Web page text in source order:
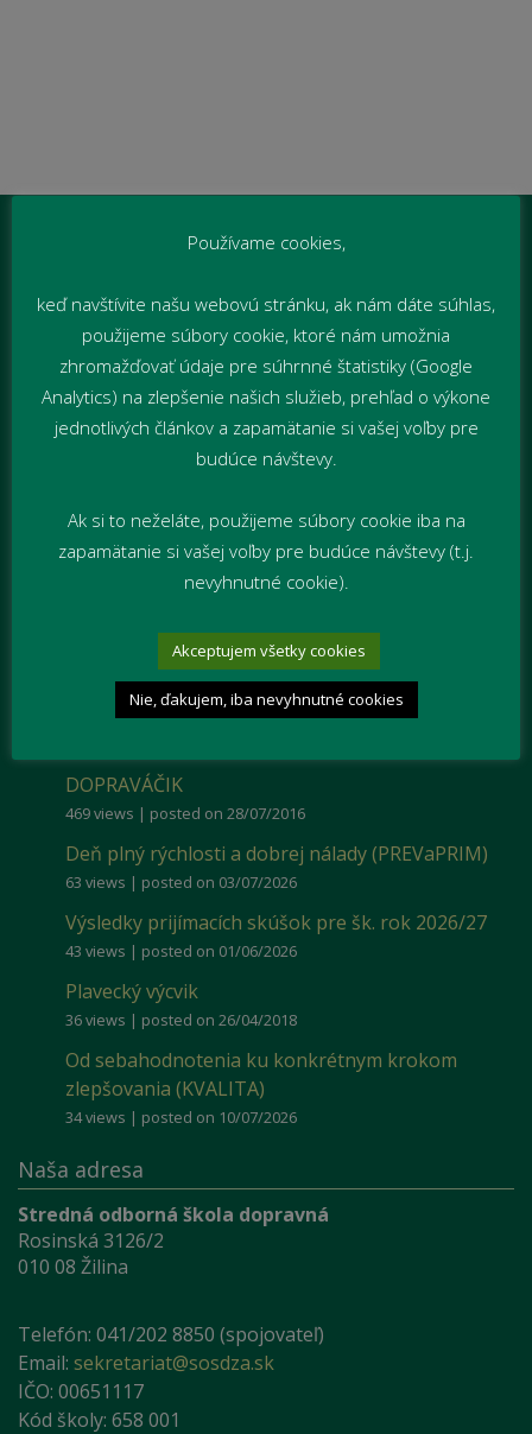
DOPRAVÁČIK
469 views | posted on 28/07/2016
Deň plný rýchlosti a dobrej nálady (PREVaPRIM)
63 views | posted on 03/07/2026
Výsledky prijímacích skúšok pre šk. rok 2026/27
43 views | posted on 01/06/2026
Plavecký výcvik
36 views | posted on 26/04/2018
Od sebahodnotenia ku konkrétnym krokom
zlepšovania (KVALITA)
34 views | posted on 10/07/2026
Naša adresa
Stredná odborná škola dopravná
Rosinská 3126/2
010 08 Žilina
Telefón: 041/202 8850 (spojovateľ)
Email: sekretariat@sosdza.sk
IČO: 00651117
Kód školy: 658 001
Používame cookies,
keď navštívite našu webovú stránku, ak nám dáte súhlas,
použijeme súbory cookie, ktoré nám umožnia
zhromažďovať údaje pre súhrnné štatistiky (Google
Analytics) na zlepšenie našich služieb, prehľad o výkone
jednotlivých článkov a zapamätanie si vašej voľby pre
budúce návštevy.
Ak si to neželáte, použijeme súbory cookie iba na
zapamätanie si vašej voľby pre budúce návštevy (t.j.
nevyhnutné cookie).
Akceptujem všetky cookies
Nie, ďakujem, iba nevyhnutné cookies